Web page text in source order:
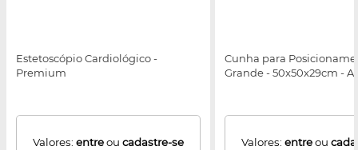
Estetoscópio Cardiológico -
Premium
Valores: entreou cadastre-se
Cunha para
Grande - 50x50x29cm -
Valores: entreou